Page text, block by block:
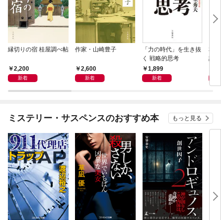
縁切りの宿 桂屋調べ帖
2,200
新着
作家・山崎豊子
2,600
新着
「力の時代」を生き抜
く 戦略的思考
1,899
新着
本
話）
ミステリー・サスペンスのおすすめ本 もっと見る